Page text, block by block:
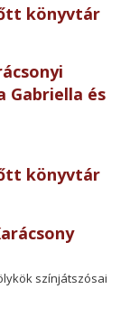
könyvtár
Gabriella és
könyvtár
színjátszósai